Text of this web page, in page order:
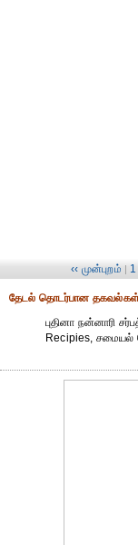
‹‹ முன்புறம் | 1
தேட‌ல் தொட‌ர்பான
புதினா நன்னாரி
Recipies, சமையல்